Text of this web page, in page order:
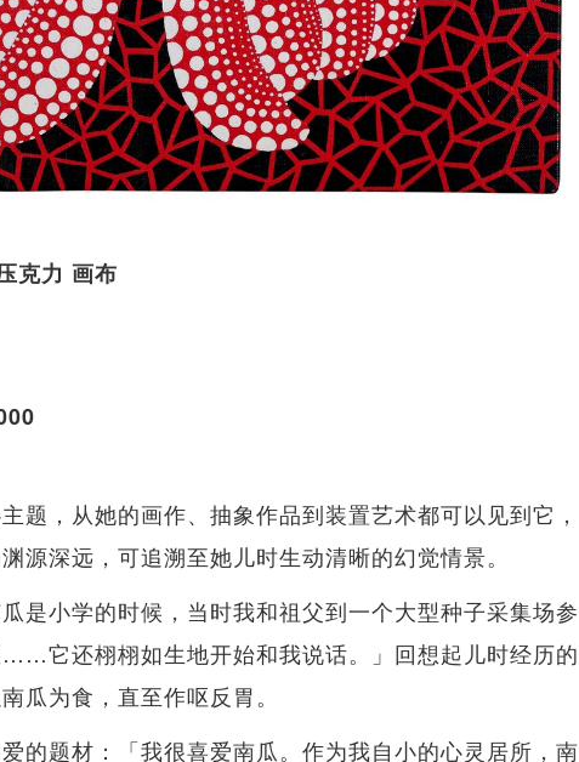
克力 画布
题，从她的画作、抽象作品到装置艺术都可以见到它，
源深远，可追溯至她儿时生动清晰的幻觉情景。
是小学的时候，当时我和祖父到一个大型种子采集场参
它还栩栩如生地开始和我说话。」回想起儿时经历的
瓜为食，直至作呕反胃。
的题材：「我很喜爱南瓜。作为我自小的心灵居所，南